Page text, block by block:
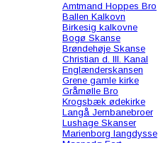
Amtmand Hoppes Bro
Ballen Kalkovn
Birkesig kalkovne
Bogø Skanse
Brøndehøje Skanse
Christian d. III. Kanal
Englænderskansen
Grene gamle kirke
Gråmølle Bro
Krogsbæk ødekirke
Langå Jernbanebroer
Lushage Skanser
Marienborg langdysse